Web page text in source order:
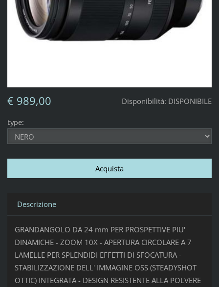
Disponibilità: DISPONIBILE
€ 989,00
type:
Descrizione
GRANDANGOLO DA 24 mm PER PROSPETTIVE PIU'
DINAMICHE - ZOOM 10X - APERTURA CIRCOLARE A 7
LAMELLE PER SPLENDIDI EFFETTI DI SFOCATURA -
STABILIZZAZIONE DELL' IMMAGINE OSS (STEADYSHOT
OTTIC) INTEGRATA - DESIGN RESISTENTE ALLA POLVERE